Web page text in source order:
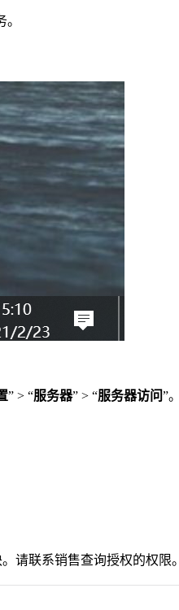
” > “服务器” > “服务器访问”。
请联系销售查询授权的权限。